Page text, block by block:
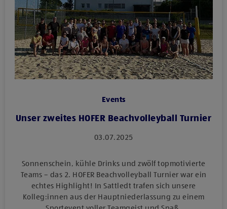
Events
Unser zweites HOFER Beachvolleyball Turnier
03.07.2025
Sonnenschein, kühle Drinks und zwölf topmotivierte
Teams – das 2. HOFER Beachvolleyball Turnier war ein
echtes Highlight! In Sattledt trafen sich unsere
Kolleg:innen aus der Hauptniederlassung zu einem